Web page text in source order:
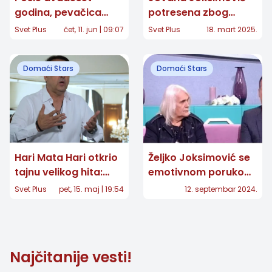
godina, pevačica
otkrila sve o svom
Joksimovićem
Svet Plus čet, 11. jun | 09:07
potresena zbog
gubitka: "Tvoje srce
nepravde..."
Svet Plus 18. mart 2025.
Domaći Stars
Hari Mata Hari otkrio
tajnu velikog hita:
„Miljacka“ Halida
Svet Plus pet, 15. maj | 19:54
Domaći Stars
Željko Joksimović se
emotivnom porukom
oprostio od Bore
12. septembar 2024.
Najčitanije vesti!